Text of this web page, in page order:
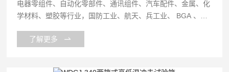
电器零组件、自动化零部件、通讯组件、汽车配件、金属、化
学材料、塑胶等行业，国防工业、航天、兵工业、 BGA 、
了解更多